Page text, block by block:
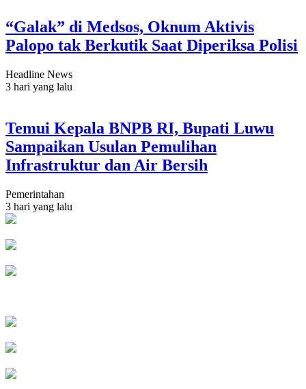
“Galak” di Medsos, Oknum Aktivis
Palopo tak Berkutik Saat Diperiksa Polisi
Headline News
3 hari yang lalu
Temui Kepala BNPB RI, Bupati Luwu
Sampaikan Usulan Pemulihan
Infrastruktur dan Air Bersih
Pemerintahan
3 hari yang lalu